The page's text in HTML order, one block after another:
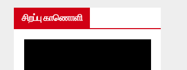
சிறப்பு காணொளி